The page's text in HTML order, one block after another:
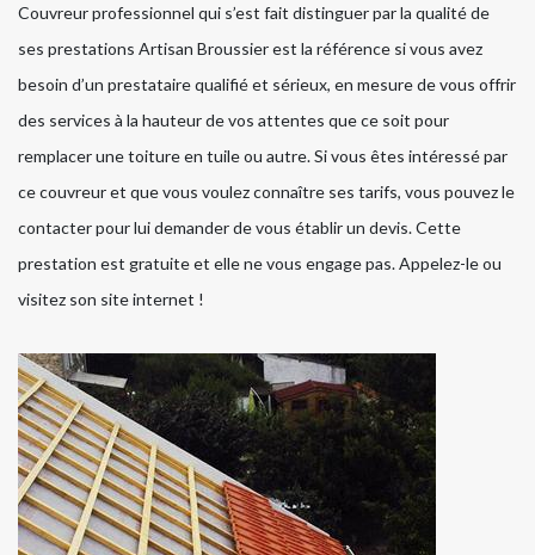
Couvreur professionnel qui s’est fait distinguer par la qualité de
ses prestations Artisan Broussier est la référence si vous avez
besoin d’un prestataire qualifié et sérieux, en mesure de vous offrir
des services à la hauteur de vos attentes que ce soit pour
remplacer une toiture en tuile ou autre. Si vous êtes intéressé par
ce couvreur et que vous voulez connaître ses tarifs, vous pouvez le
contacter pour lui demander de vous établir un devis. Cette
prestation est gratuite et elle ne vous engage pas. Appelez-le ou
visitez son site internet !